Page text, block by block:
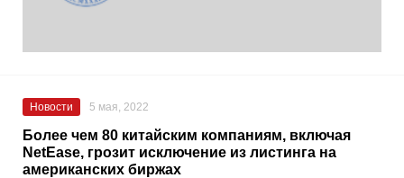
Новости 5 мая, 2022
Более чем 80 китайским компаниям, включая
NetEase, грозит исключение из листинга на
американских биржах